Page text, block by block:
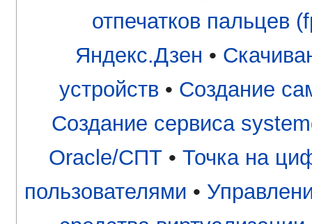
отпечатков пальцев
Яндекс.Дзен •
устройств • Создание
Создание сервиса
Oracle/СПТ• Точка на
пользователями •